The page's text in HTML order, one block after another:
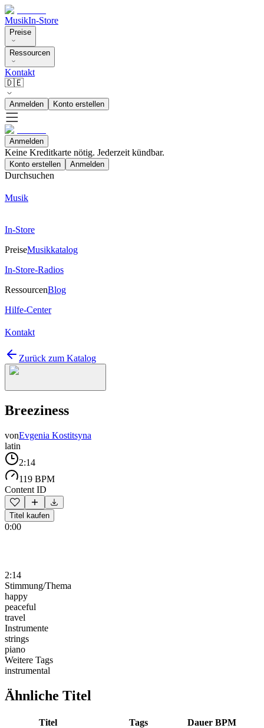
MusikIn-Store
Preise
Ressourcen
Kontakt
🇩🇪
Anmelden Konto erstellen
Anmelden
Keine Kreditkarte nötig. Jederzeit kündbar.
Konto erstellen Anmelden
Durchsuchen
Musik
In-Store
PreiseMusikkatalog
In-Store-Radios
RessourcenBlog
Hilfe-Center
Kontakt
Zurück zum Katalog
Breeziness
vonEvgenia Kostitsyna
latin
2:14
119 BPM
Content ID
Titel kaufen
0:00
2:14
Stimmung/Thema
happy
peaceful
travel
Instrumente
strings
piano
Weitere Tags
instrumental
Ähnliche Titel
Titel Tags Dauer BPM